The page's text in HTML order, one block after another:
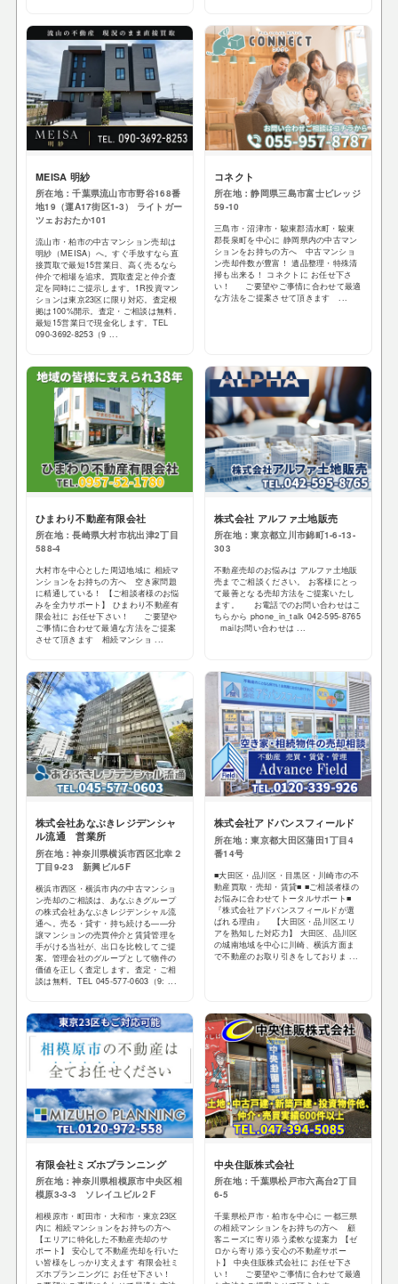
MEISA 明紗
所在地：千葉県流山市市野谷168番
地19（運A17街区1-3） ライトガー
ツェおおたか101
流山市・柏市の中古マンション売却は
明紗（MEISA）へ。すぐ手放すなら直
接買取で最短15営業日、高く売るなら
仲介で相場を追求。買取査定と仲介査
定を同時にご提示します。1R投資マン
ションは東京23区に限り対応。査定根
拠は100%開示。査定・ご相談は無料。
最短15営業日で現金化します。TEL
090-3692-8253（9 ...
コネクト
所在地：静岡県三島市富士ビレッジ
59-10
三島市・沼津市・駿東郡清水町・駿東
郡長泉町を中心に 静岡県内の中古マン
ションをお持ちの方へ 中古マンショ
ン売却件数が豊富！ 遺品整理・特殊清
掃も出来る！ コネクトに お任せ下さ
い！ ご要望やご事情に合わせて最適
な方法をご提案させて頂きます ...
ひまわり不動産有限会社
所在地：長崎県大村市杭出津2丁目
588-4
大村市を中心とした周辺地域に 相続マ
ンションをお持ちの方へ 空き家問題
に精通している！ 【ご相談者様のお悩
みを全力サポート】 ひまわり不動産有
限会社に お任せ下さい！ ご要望や
ご事情に合わせて最適な方法をご提案
させて頂きます 相続マンショ ...
株式会社 アルファ土地販売
所在地：東京都立川市錦町1-6-13-
303
不動産売却のお悩みは アルファ土地販
売までご相談ください。 お客様にとっ
て最善となる売却方法をご提案いたし
ます。 お電話でのお問い合わせはこ
ちらから phone_in_talk 042-595-8765
mailお問い合わせは ...
株式会社あなぶきレジデンシャ
ル流通 営業所
所在地：神奈川県横浜市西区北幸２
丁目9-23 新興ビル5F
横浜市西区・横浜市内の中古マンショ
ン売却のご相談は、あなぶきグループ
の株式会社あなぶきレジデンシャル流
通へ。売る・貸す・持ち続ける——分
譲マンションの売買仲介と賃貸管理を
手がける当社が、出口を比較してご提
案。管理会社のグループとして物件の
価値を正しく査定します。査定・ご相
談は無料。TEL 045-577-0603（9: ...
株式会社アドバンスフィールド
所在地：東京都大田区蒲田1丁目4
番14号
■大田区・品川区・目黒区・川崎市の不
動産買取・売却・賃貸■ ■ご相談者様の
お悩みに合わせてトータルサポート■
『株式会社アドバンスフィールドが選
ばれる理由』 【大田区・品川区エリ
アを熟知した対応力】 大田区、品川区
の城南地域を中心に川崎、横浜方面ま
で不動産のお取り引きをしておりま ...
有限会社ミズホプランニング
所在地：神奈川県相模原市中央区相
模原3-3-3 ソレイユビル２F
相模原市・町田市・大和市・東京23区
内に 相続マンションをお持ちの方へ
【エリアに特化した不動産売却のサ
ポート】 安心して不動産売却を行いた
い皆様をしっかり支えます 有限会社ミ
ズホプランニングに お任せ下さい！
中央住販株式会社
所在地：千葉県松戸市六高台2丁目
6-5
千葉県松戸市・柏市を中心に 一都三県
の相続マンションをお持ちの方へ 顧
客ニーズに寄り添う柔軟な提案力 【ゼ
ロから寄り添う安心の不動産サポー
ト】 中央住販株式会社に お任せ下さ
い！ ご要望やご事情に合わせて最適